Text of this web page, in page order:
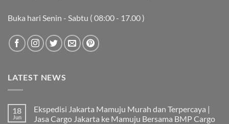
Buka hari Senin - Sabtu ( 08:00 - 17.00 )
LATEST NEWS
18
Jun
Ekspedisi Jakarta Mamuju Murah dan Terpercaya |
Jasa Cargo Jakarta ke Mamuju Bersama BMP Cargo